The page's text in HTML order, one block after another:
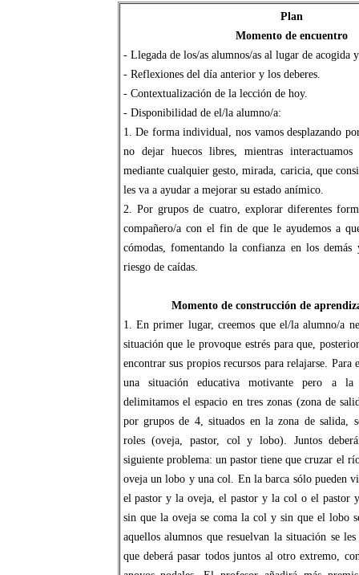
Plan
Momento de encuentro
- Llegada de los/as alumnos/as al lugar de acogida
- Reflexiones del día anterior y los deberes.
- Contextualización de la lección de hoy.
- Disponibilidad de el/la alumno/a:
1. De forma individual, nos vamos desplazando
no dejar huecos libres, mientras interactuamos
mediante cualquier gesto, mirada, caricia, que
les va a ayudar a mejorar su estado anímico.
2. Por grupos de cuatro, explorar diferentes
compañero/a con el fin de que le ayudemos a
cómodas, fomentando la confianza en los
riesgo de caídas.
Momento de construcción de
1. En primer lugar, creemos que el/la alumno/a
situación que le provoque estrés para que,
encontrar sus propios recursos para relajarse. Para
una situación educativa motivante pero a
delimitamos el espacio en tres zonas (zona de
por grupos de 4, situados en la zona de salida,
roles (oveja, pastor, col y lobo). Juntos
siguiente problema: un pastor tiene que cruzar el
oveja un lobo y una col. En la barca sólo pueden
el pastor y la oveja, el pastor y la col o el pastor
sin que la oveja se coma la col y sin que el lobo
aquellos alumnos que resuelvan la situación se
que deberá pasar todos juntos al otro extremo,